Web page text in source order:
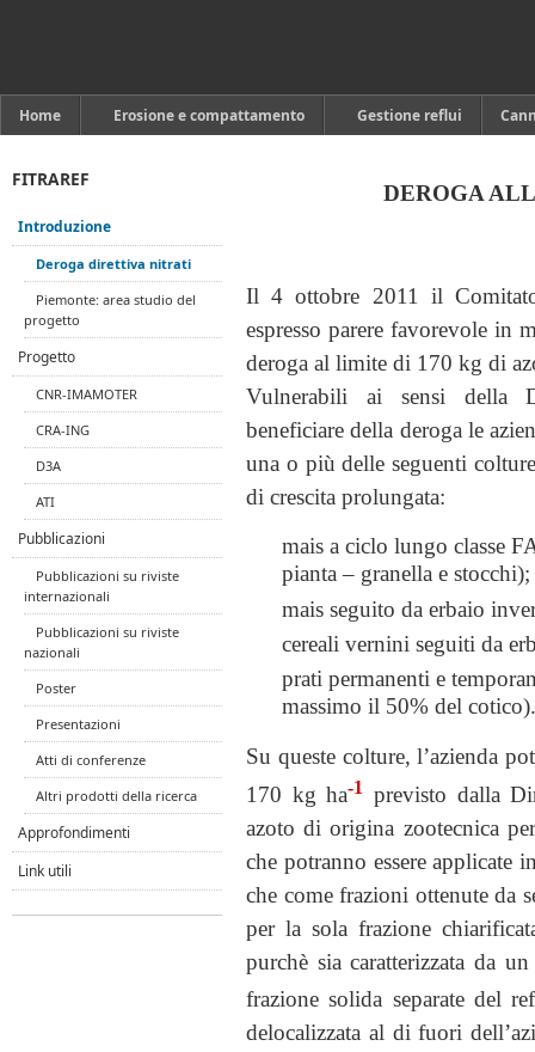
Home Erosione e compattamento Gestione reflui
DEROGA
Il 4 ottobre 2011 il
espresso parere favorevole in
deroga al limite di 170 kg di
Vulnerabili ai sensi della
beneficiare della deroga le
una o più delle seguenti
di crescita prolungata:
mais a ciclo lungo classe
pianta – granella e stocchi);
mais seguito da erbaio
cereali vernini seguiti da
prati permanenti e
massimo il 50% del cotico).
Su queste colture, l’azienda
170 kg ha-1
previsto dalla
azoto di origina zootecnica
che potranno essere
che come frazioni ottenute da
per la sola frazione
purchè sia caratterizzata da
frazione solida separate del
delocalizzata al di fuori
FITRAREF
Introduzione
Deroga direttiva nitrati
Piemonte: area studio del
progetto
Progetto
CNR-IMAMOTER
CRA-ING
D3A
ATI
Pubblicazioni
Pubblicazioni su riviste
internazionali
Pubblicazioni su riviste
nazionali
Poster
Presentazioni
Atti di conferenze
Altri prodotti della ricerca
Approfondimenti
Link utili